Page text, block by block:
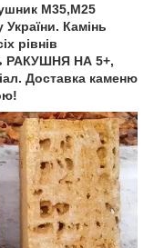
М35,М25
Камінь
рівнів
РАКУШНЯ НА 5+,
Доставка каменю